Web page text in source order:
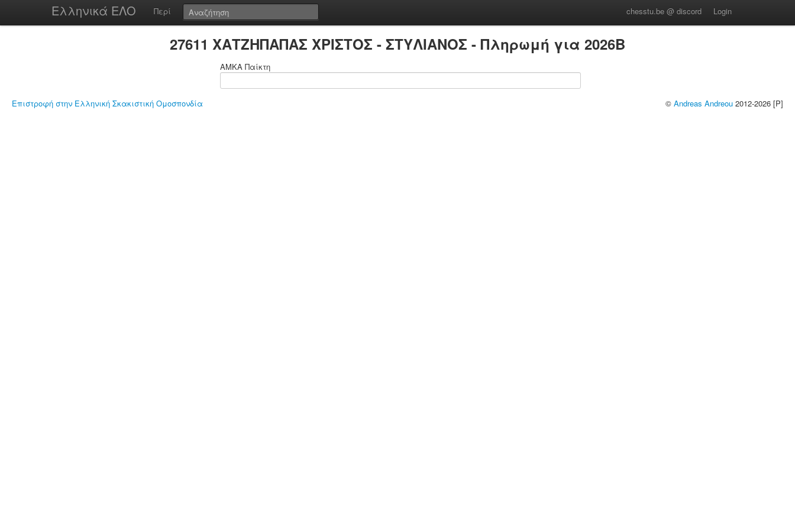
Ελληνικά ΕΛΟ Περί chesstu.be @ discord Login
27611 ΧΑΤΖΗΠΑΠΑΣ ΧΡΙΣΤΟΣ - ΣΤΥΛΙΑΝΟΣ - Πληρωμή για 2026B
ΑΜΚΑ Παίκτη
Επιστροφή στην Ελληνική Σκακιστική Ομοσπονδία © Andreas Andreou 2012-2026 [P]